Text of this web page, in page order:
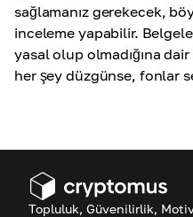
sağlamanız gerekecek,
inceleme yapabilir.
yasal olup olmadığına
her şey düzgünse, fonlar
Topluluk, Güvenilirlik,